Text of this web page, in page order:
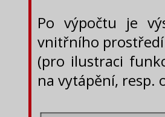
Po výpočtu je
vnitřního
(pro ilustraci
na vytápění, resp.